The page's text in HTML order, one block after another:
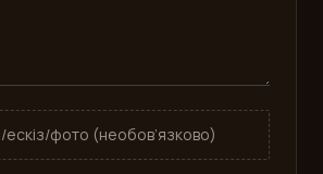
фото (необов’язково)